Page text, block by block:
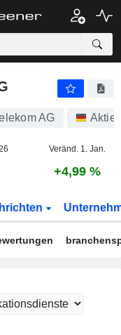
AG
Veränd. 1. Jan.
+4,99 %